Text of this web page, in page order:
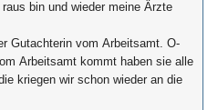
bin und wieder meine Ärzte
Gutachterin vom Arbeitsamt. O-
Arbeitsamt kommt haben sie alle
kriegen wir schon wieder an die